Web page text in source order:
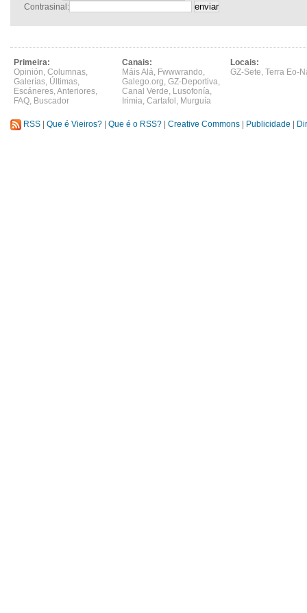
Contrasinal:
Primeira:
Opinión, Columnas,
Galerías, Últimas,
Escáneres,Anteriores,
FAQ, Buscador
Canais:
Máis Alá, Fwwwrando,
Galego.org, GZ-Deportiva,
Canal Verde, Lusofonía,
Irimia, Cartafol , Murguía
Locais:
GZ-Sete, Terra Eo-
RSS Que é Vieiros? Que é o RSS? Creative Commons Publicidade